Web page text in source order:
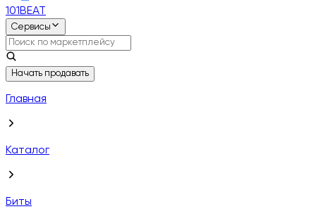
101BEAT
Сервисы
Начать продавать
Главная
Каталог
Биты